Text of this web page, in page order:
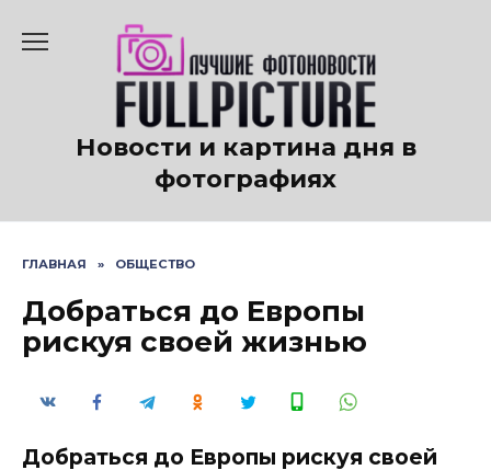
содержанию
Новости и картина дня в
фотографиях
ГЛАВНАЯ » ОБЩЕСТВО
Добраться до Европы
рискуя своей жизнью
Добраться до Европы рискуя своей